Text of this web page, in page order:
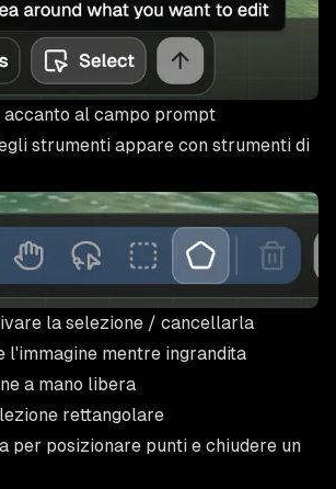
accanto al campo prompt
strumenti appare con strumenti di
la selezione / cancellarla
mentre ingrandita
a mano libera
rettangolare
per posizionare punti e chiudere un